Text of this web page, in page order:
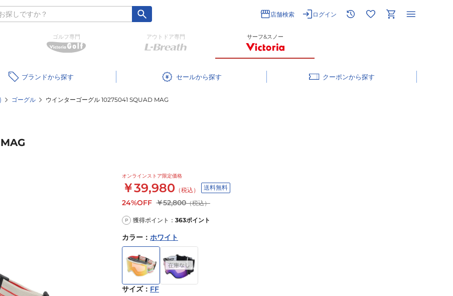
店舗検索 ログイン
ゴルフ専門 アウトドア専門 サーフ&スノー
ブランド セール クーポン
ゴーグル ウインターゴーグル 10275041 SQUAD MAG
オンラインストア限定価格
￥39,980 （税込） 送料無料
24%OFF ￥52,800（税込）
P 獲得ポイント： 363ポイント
カラー ： ホワイト
サイズ： FF